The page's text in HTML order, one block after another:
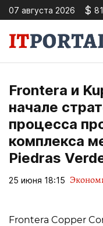
07 августа 2026 $
Frontera и
начале
процесса
комплекса
Piedras
25 июня 18:15
Frontera Copper